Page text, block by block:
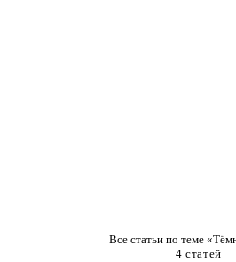
Все статьи по теме
4 статей